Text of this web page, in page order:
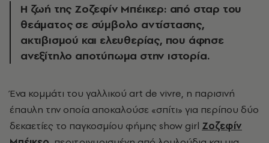
Η ζωή της Ζοζεφίν Μπέικερ: από σταρ του
θεάματος σε σύμβολο αντίστασης,
ακτιβισμού και ελευθερίας, που άφησε
ανεξίτηλο αποτύπωμα στην ιστορία.
Ένα κομμάτι του γαλλικού art de vivre, η παρισινή
έπαυλη την οποία αποκαλούσε «σπίτι» για περίπου δύο
δεκαετίες το παγκοσμίου φήμης show girl Ζοζεφίν